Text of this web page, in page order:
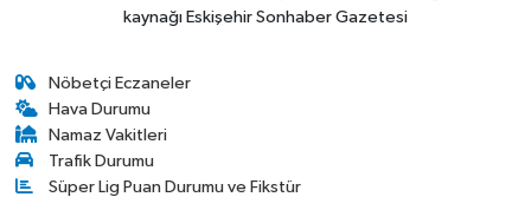
kaynağı Eskişehir Sonhaber Gazetesi
Nöbetçi Eczaneler
Hava Durumu
Namaz Vakitleri
Trafik Durumu
Süper Lig Puan Durumu ve Fikstür